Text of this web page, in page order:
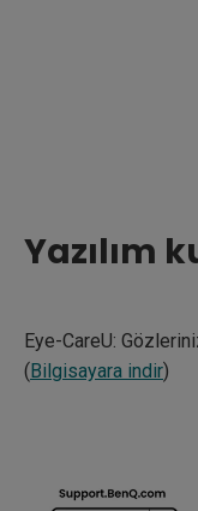
Yazılım
Eye-CareU:
(Bilgisayara indir)